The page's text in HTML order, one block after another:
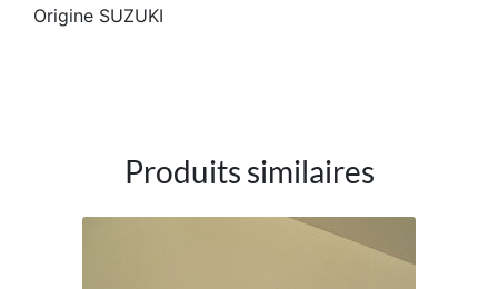
Origine SUZUKI
Produits similaires